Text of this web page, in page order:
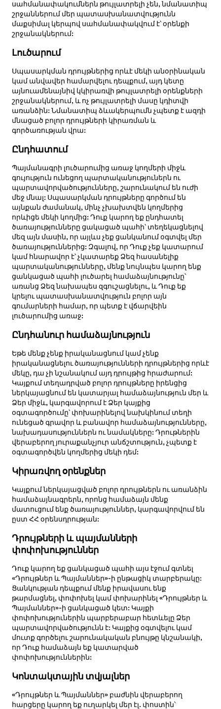
սահմանափակումներն թույլատրելի չեն, նմանատիպ
շրջաններում մեր պատասխանատվությունն
մաքսիմալ կերպով սահմանափակվում է՝ օրենքի
շրջանակներում:
Լուծարում
Սպասարկման դրույթներից որևէ մեկի անօրինական
կամ անվավեր համարվելու դեպքում, այդ կետը
այնուամենայնիվ կկիրառվի թույլատրելի օրենքների
շրջանակներում, և ոչ թույլատրելի մասը կդիտվի
առանձին: Նմանատիպ ձևակերպումն չպետք է ազդի
մնացած բոլոր դրույթների կիրառման և
գործառության վրա:
Ընդհատում
Պայմանագրի լուծարումից առաջ կողմերի միջև
գույություն ունեցող պարտականություներն ու
պարտավորվածությունները, շարունակում են ուժի
մեջ մնալ: Սպասարկման դրույթները գործում են
այնքան ժամանակ, մինչ չխախտվեն կողմերից
որևիցե մեկի կողմից: Դուք կարող եք ընդհատել
ծառայությունները ցակացած պահի՝ տեղեկացնելով
մեզ այն մասին, որ այլևս չեք ցանկանում օգտվել մեր
ծառայություններից: Զգալով, որ Դուք չեք կատարում
կամ հնարավոր է՝ չկատարեք Ձեզ հասանելիք
պարտականությունները, մենք նույնպես կարող ենք
ցանկացած պահի լուծարել համաձայնությունը՝
առանց Ձեզ նախապես զգուշացնելու, և Դուք եք
կրելու պատասխանատվություն բոլոր այն
գումարների համար, որ պետք է վճարվեին
լուծարումից առաջ:
Ընդհանուր համաձայնություն
Եթե մենք չենք իրականացնում կամ չենք
իրականացնելու ծառայությունների դրույթներից որևէ
մեկը, դա չի նշանակում այդ դրույթից հրաժարում:
Կայքում տեղադրված բոլոր դրույթները իրենցից
ներկայացնում են կատարյալ համաձայնություն մեր և
Ձեր միջև, կարգավորում է Ձեր կայքից
օգտագործումը՝ փոխարինելով նախկինում տեղի
ունեցած գրավոր և բանավոր համաձայնությունները,
նախադասություններն ու նամակները: Դրութներին
վերաբերող յուրաքանչյուր անճշտություն, չպետք է
օգտագործվեն կողմերից մեկի դեմ:
Կիրառվող օրենքներ
Կայքում ներկայացված բոլոր դրույթներն ու առանձին
համաձայնագրերն, որոնց համաձայն մենք
մատուցում ենք ծառայություններ, կարգավորվում են
ըստ ՀՀ օրենսդրության:
Դրույթների և պայմանների
փոփոխություններ
Դուք կարող եք ցանկացած պահի այս էջում գտնել
«Դրույթներ և Պայմաններ»-ի ընթացիկ տարբերակը:
Ցանկության դեպքում մենք իրավասու ենք
թարմացնել, փոփոխել կամ փոխարինել «Դրույթներ և
Պայմաններ»-ի ցանկացած կետ: Կայքի
փոփոխություներին պարբերաբար հետևելը Ձեր
պարտավորվածությունն է: Կայքից օգտվելու կամ
մուտք գործելու շարունակական բնույթը կնշանակի,
որ Դուք համաձայն եք կատարված
փոփոխություններին:
Կոնտակտային տվյալներ
«Դրույթներ և Պայմաններ» բաժնին վերաբերող
հարցերը կարող եք ուղարկել մեր էլ. փոստին՝